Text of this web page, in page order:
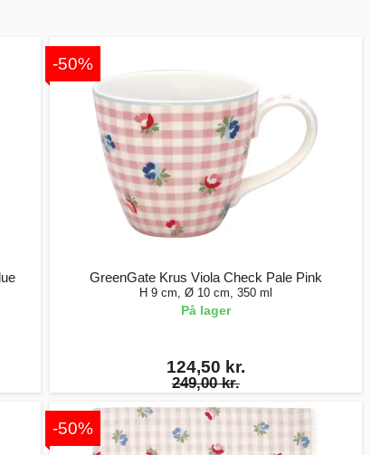
-50%
GreenGate Krus Viola Check Pale Pink
H 9 cm, Ø 10 cm, 350 ml
På lager
124,50 kr.
249,00 kr.
-50%